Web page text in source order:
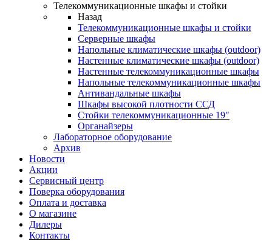
Телекоммуникационные шкафы и стойки
Назад
Телекоммуникационные шкафы и стойки
Серверные шкафы
Напольные климатические шкафы (outdoor)
Настенные климатические шкафы (outdoor)
Настенные телекоммуникационные шкафы
Напольные телекоммуникационные шкафы
Антивандальные шкафы
Шкафы высокой плотности ССД
Стойки телекоммуникационные 19"
Органайзеры
Лабораторное оборудование
Архив
Новости
Акции
Сервисный центр
Поверка оборудования
Оплата и доставка
О магазине
Дилеры
Контакты